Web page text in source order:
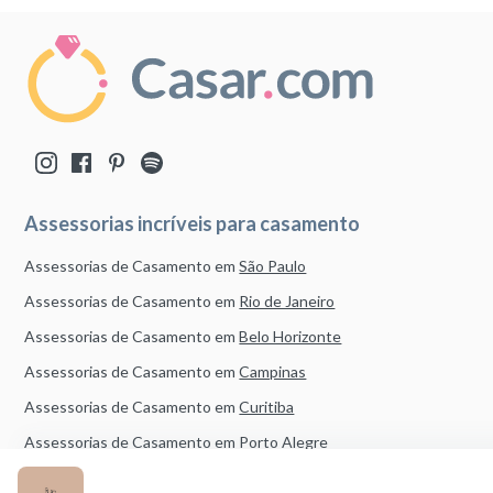
Assessorias incríveis para casamento
Assessorias de Casamento emSão Paulo
Assessorias de Casamento em Rio de Janeiro
Assessorias de Casamento emBelo Horizonte
Assessorias de Casamento emCampinas
Assessorias de Casamento emCuritiba
Assessorias de Casamento em Porto Alegre
Assessorias de Casamento em